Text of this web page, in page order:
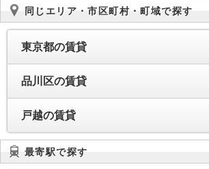
同じエリア・市区町村・町域で探す
東京都の賃貸
品川区の賃貸
戸越の賃貸
最寄駅で探す